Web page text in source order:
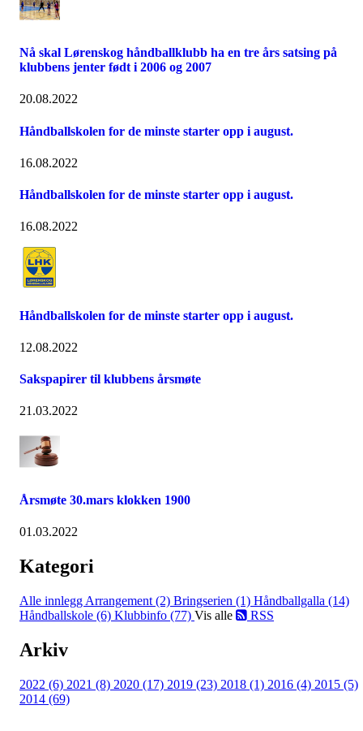
Nå skal Lørenskog håndballklubb ha en tre års satsing på
klubbens jenter født i 2006 og 2007
20.08.2022
Håndballskolen for de minste starter opp i august.
16.08.2022
Håndballskolen for de minste starter opp i august.
16.08.2022
Håndballskolen for de minste starter opp i august.
12.08.2022
Sakspapirer til klubbens årsmøte
21.03.2022
Årsmøte 30.mars klokken 1900
01.03.2022
Kategori
Alle innlegg Arrangement (2) Bringserien (1) Håndballgalla (14)
Håndballskole (6) Klubbinfo (77) Vis alle RSS
Arkiv
2022 (6) 2021 (8) 2020 (17) 2019 (23) 2018 (1) 2016 (4) 2015 (5)
2014 (69)